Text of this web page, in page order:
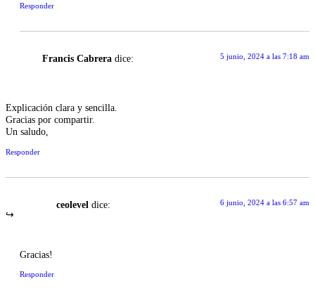
Responder
Francis Cabrera dice: 5 junio, 2024 a las 7:18 am
Explicación clara y sencilla.
Gracias por compartir.
Un saludo,
Responder
ceolevel dice: 6 junio, 2024 a las 6:57 am
Gracias!
Responder